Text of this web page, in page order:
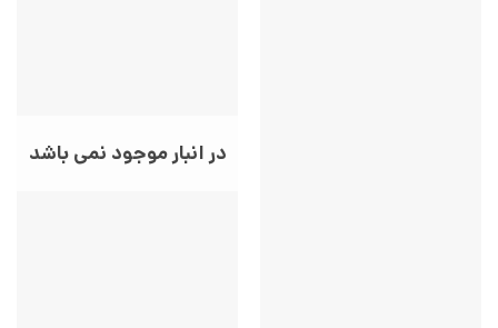
در انبار موجود نمی باشد